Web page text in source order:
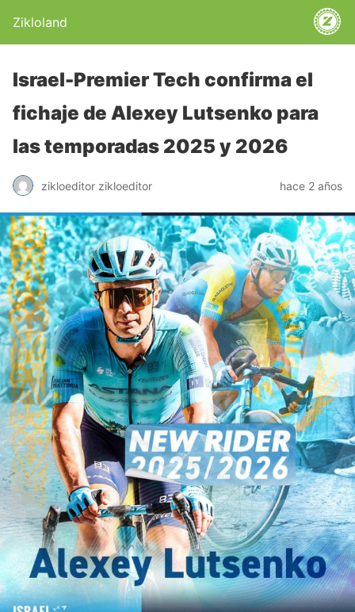
Zikloland
Israel-Premier Tech confirma el
fichaje de Alexey Lutsenko para
las temporadas 2025 y 2026
zikloeditor zikloeditor hace 2 años